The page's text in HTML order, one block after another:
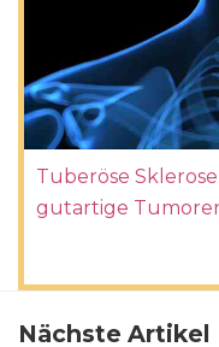
Tuberöse
gutartige
Nächste Artikel